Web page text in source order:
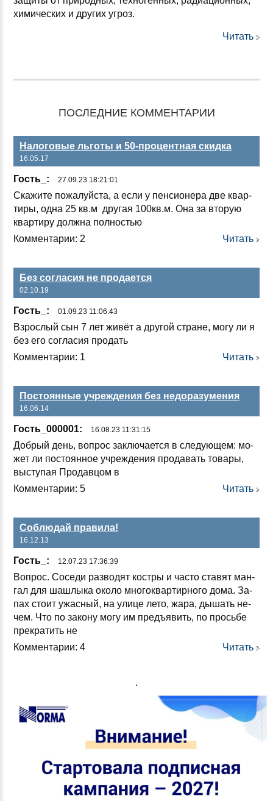
химических и других угроз.
Читать
ПОСЛЕДНИЕ КОММЕНТАРИИ
Налоговые льготы и 50-процентная скидка
16.05.17
Гость_: 27.09.23 18:21:01
Ска­жи­те по­жа­луй­ста, а ес­ли у пен­си­оне­ра две квар­
ти­ры, од­на 25 кв.м дру­гая 100кв.м. Она за вто­рую
квар­ти­ру дол­жна пол­ностью
Комментарии: 2
Читать
Без согласия не продается
02.10.19
Гость_: 01.09.23 11:06:43
Взрос­лый сын 7 лет жи­вёт а дру­гой стра­не, мо­гу ли я
без его сог­ла­сия про­дать
Комментарии: 1
Читать
Постоянные учреждения без недоразумения
16.06.14
Гость_000001: 16.08.23 11:31:15
Доб­рый день, воп­рос зак­лю­ча­ет­ся в сле­ду­ющем: мо­
жет ли пос­то­ян­ное уч­реж­де­ния про­да­вать то­ва­ры,
выс­ту­пая Про­дав­цом в
Комментарии: 5
Читать
Соблюдай правила!
16.12.13
Гость_: 12.07.23 17:36:39
Воп­рос. Со­се­ди раз­во­дят кос­тры и час­то ста­вят ман­
гал для шаш­лы­ка око­ло мно­гок­вар­тир­но­го до­ма. За­
пах сто­ит ужас­ный, на ули­це ле­то, жа­ра, ды­шать не­
чем. Что по за­ко­ну мо­гу им предъ­явить, по прось­бе
прек­ра­тить не
Комментарии: 4
Читать
.